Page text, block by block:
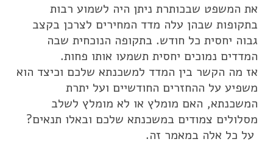
את המשפט שבכותרת ניתן היה לשמוע רבות
בתקופות שבהן עלה מדד המחירים לצרכן בקצב
גבוה יחסית כל חודש. בתקופה הנוכחית שבה
המדדים נמוכים יחסית תשמעו אותו פחות.
אז מה הקשר בין המדד למשכנתא שלכם וכיצד הוא
משפיע על ההחזרים החודשיים ועל יתרת
המשכנתא, האם מומלץ או לא מומלץ לשלב
מסלולים צמודים במשכנתא שלכם ובאלו תנאים?
על כל אלה במאמר זה.